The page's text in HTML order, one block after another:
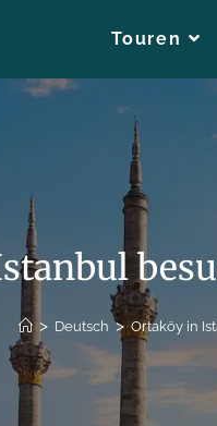
Touren
> Deutsch > Ortaköy in